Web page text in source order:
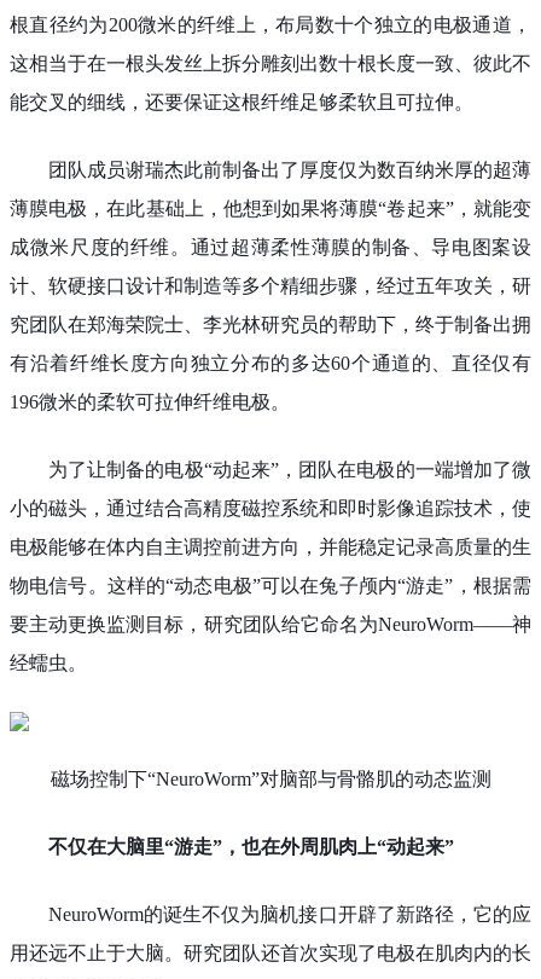
根直径约为200微米的纤维上，布局数十个独立的电极通道，
这相当于在一根头发丝上拆分雕刻出数十根长度一致、彼此不
能交叉的细线，还要保证这根纤维足够柔软且可拉伸。
团队成员谢瑞杰此前制备出了厚度仅为数百纳米厚的超薄
薄膜电极，在此基础上，他想到如果将薄膜“卷起来”，就能变
成微米尺度的纤维。通过超薄柔性薄膜的制备、导电图案设
计、软硬接口设计和制造等多个精细步骤，经过五年攻关，研
究团队在郑海荣院士、李光林研究员的帮助下，终于制备出拥
有沿着纤维长度方向独立分布的多达60个通道的、直径仅有
196微米的柔软可拉伸纤维电极。
为了让制备的电极“动起来”，团队在电极的一端增加了微
小的磁头，通过结合高精度磁控系统和即时影像追踪技术，使
电极能够在体内自主调控前进方向，并能稳定记录高质量的生
物电信号。这样的“动态电极”可以在兔子颅内“游走”，根据需
要主动更换监测目标，研究团队给它命名为NeuroWorm——神
经蠕虫。
磁场控制下“NeuroWorm”对脑部与骨骼肌的动态监测
不仅在大脑里“游走”，也在外周肌肉上“动起来”
NeuroWorm的诞生不仅为脑机接口开辟了新路径，它的应
用还远不止于大脑。研究团队还首次实现了电极在肌肉内的长